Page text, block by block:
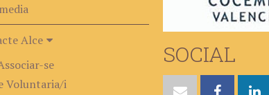
Alce
se
Voluntaria/i
SOCIAL